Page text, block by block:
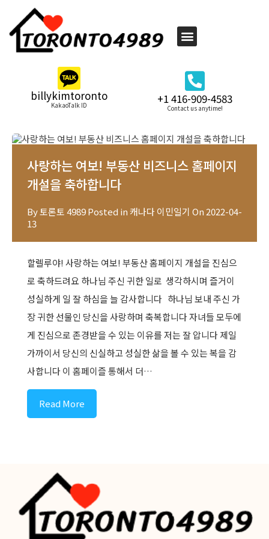
billykimtoronto
KakaoTalk ID +1 416-909-4583
Contact us anytime!
사랑하는 여보! 부동산 비즈니스 홈페이지
개설을 축하합니다
By토론토 4989Posted in캐나다 이민일기 On2022-04-
13
할렐루야! 사랑하는 여보! 부동산 홈페이지 개설을 진심으
로 축하드려요 하나님 주신 귀한 일로 생각하시며 즐거이
성실하게 일 잘 하심을 늘 감사합니다 하나님 보내 주신 가
장 귀한 선물인 당신을 사랑하며 축복합니다 자녀들 모두에
게 진심으로 존경받을 수 있는 이유를 저는 잘 압니다 제일
가까이서 당신의 신실하고 성실한 삶을 볼 수 있는 복을 감
사합니다 이 홈페이즐 통해서 더…
Read More